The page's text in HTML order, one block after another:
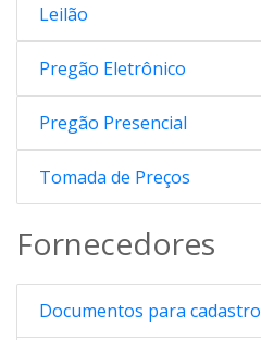
Leilão
Pregão Eletrônico
Pregão Presencial
Tomada de Preços
Fornecedores
Documentos para cadastro